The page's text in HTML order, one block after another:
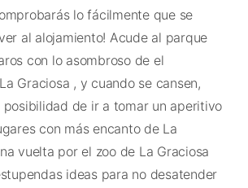
lo fácilmente que se
al alojamiento! Acude al parque
con lo asombroso de el
Graciosa , y cuando se cansen,
posibilidad de ir a tomar un aperitivo
con más encanto de La
vuelta por el zoo de La Graciosa
ideas para no desatender